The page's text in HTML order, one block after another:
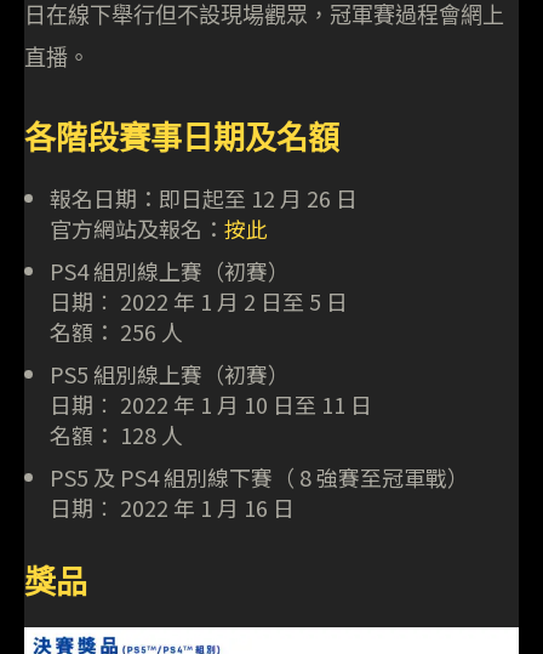
日在線下舉行但不設現場觀眾，冠軍賽過程會網上
直播。
各階段賽事日期及名額
報名日期：即日起至 12 月 26 日
官方網站及報名： 按此
PS4 組別線上賽（初賽）
日期︰ 2022 年 1 月 2 日至 5 日
名額： 256 人
PS5 組別線上賽（初賽）
日期︰ 2022 年 1 月 10 日至 11 日
名額： 128 人
PS5 及 PS4 組別線下賽（ 8 強賽至冠軍戰）
日期︰ 2022 年 1 月 16 日
獎品